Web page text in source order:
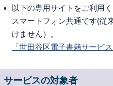
以下の専用サイトをご利用
スマートフォン共通です(従
けません）。
「世田谷区電子書籍サービス
サービスの対象者